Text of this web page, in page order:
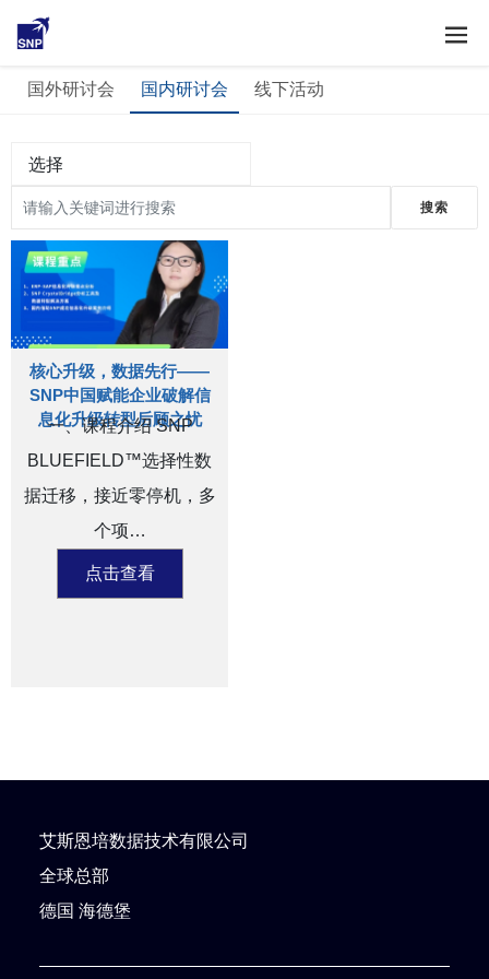
市场活动
国外研讨会 国内研讨会 线下活动
选择
核心升级，数据先行——
SNP中国赋能企业破解信
息化升级转型后顾之忧
一、课程介绍 SNP
BLUEFIELD™选择性数
据迁移，接近零停机，多
个项…
点击查看
艾斯恩培数据技术有限公司
全球总部
德国 海德堡